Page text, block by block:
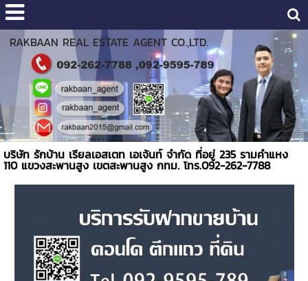
RAKBAAN REAL ESTATE AGENT CO.,LTD.
บริษัท รักบ้าน เรียลเอสเตท เอเจ้นท์ จำกัด ที่อยู่ 235 รามคำแหง
110 แขวงสะพานสูง เขตสะพานสูง กทม. โทร.092-262-7788